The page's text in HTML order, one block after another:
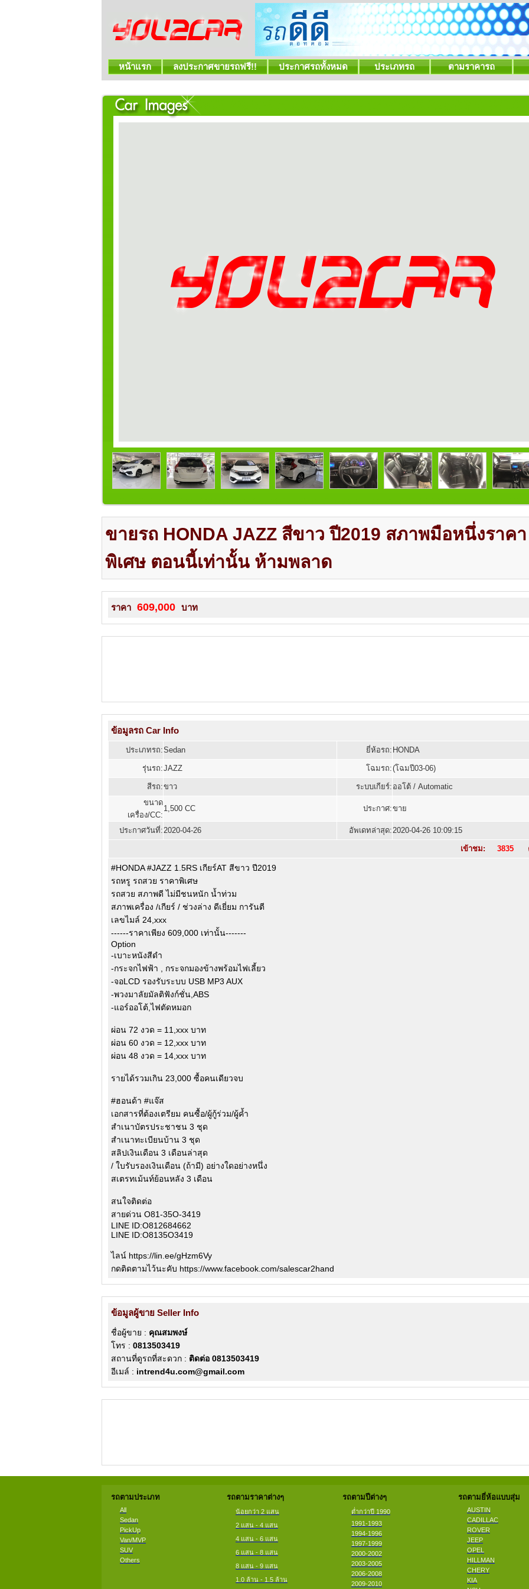
หน้าแรก ลงประกาศขายรถฟรี!! ประกาศรถทั้งหมด ประเภทรถ ตามราคารถ
ขายรถ HONDA JAZZ สีขาว ปี2019 สภาพมือหนึ่งราคา
พิเศษ ตอนนี้เท่านั้น ห้ามพลาด
ราคา 609,000 บาท
ข้อมูลรถ Car Info
ประเภทรถ:Sedan ยี่ห้อรถ: HONDA
รุ่นรถ:JAZZ โฉมรถ:(โฉมปี03-06)
สีรถ:ขาว ระบบเกียร์: ออโต้ / Automatic
ขนาด
เครื่อง/CC:
1,500 CC ประกาศ:ขาย
ประกาศวันที่:2020-04-26 อัพเดทล่าสุด:2020-04-26 10:09:15
เข้าชม: 3835
#HONDA #JAZZ 1.5RS เกียร์AT สีขาว ปี2019
รถหรู รถสวย ราคาพิเศษ
รถสวย สภาพดี ไม่มีชนหนัก น้ำท่วม
สภาพเครื่อง /เกียร์ / ช่วงล่าง ดีเยี่ยม การันตี
เลขไมล์ 24,xxx
------ราคาเพียง 609,000 เท่านั้น-------
Option
-เบาะหนังสีดำ
-กระจกไฟฟ้า , กระจกมองข้างพร้อมไฟเลี้ยว
-จอLCD รองรับระบบ USB MP3 AUX
-พวงมาลัยมัลติฟังก์ชั่น,ABS
-แอร์ออโต้,ไฟตัดหมอก
ผ่อน 72 งวด = 11,xxx บาท
ผ่อน 60 งวด = 12,xxx บาท
ผ่อน 48 งวด = 14,xxx บาท
รายได้รวมเกิน 23,000 ซื้อคนเดียวจบ
#ฮอนด้า #แจ๊ส
เอกสารที่ต้องเตรียม คนซื้อ/ผู้กู้ร่วม/ผู้ค้ำ
สำเนาบัตรประชาชน 3 ชุด
สำเนาทะเบียนบ้าน 3 ชุด
สลิปเงินเดือน 3 เดือนล่าสุด
/ ใบรับรองเงินเดือน (ถ้ามี) อย่างใดอย่างหนึ่ง
สเตรทเม้นท์ย้อนหลัง 3 เดือน
สนใจติดต่อ
สายด่วน O81-35O-3419
LINE ID:O812684662
LINE ID:O8135O3419
ไลน์ https://lin.ee/gHzm6Vy
กดติดตามไว้นะคับ https://www.facebook.com/salescar2hand
ข้อมูลผู้ขาย Seller Info
ชื่อผู้ขาย : คุณสมพงษ์
โทร : 0813503419
สถานที่ดูรถที่สะดวก : ติดต่อ 0813503419
อีเมล์ : intrend4u.com@gmail.com
รถตามประเภท
All
Sedan
PickUp
Van/MVP
SUV
Others
รถตามราคาต่างๆ
น้อยกว่า 2 แสน
2 แสน - 4 แสน
4 แสน - 6 แสน
6 แสน - 8 แสน
8 แสน - 9 แสน
1.0 ล้าน - 1.5 ล้าน
รถตามปีต่างๆ
ต่ำกว่าปี 1990
1991-1993
1994-1996
1997-1999
2000-2002
2003-2005
2006-2008
2009-2010
รถตามยี่ห้อแบบสุ่ม
AUSTIN
CADILLAC
ROVER
JEEP
OPEL
HILLMAN
CHERY
KIA